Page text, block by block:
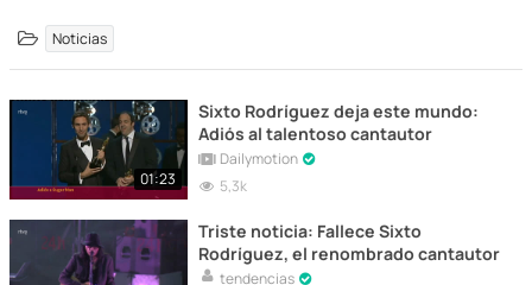
Noticias
01:23
Sixto Rodríguez deja este mundo:
Adiós al talentoso cantautor
Dailymotion
5,3k
Triste noticia: Fallece Sixto
Rodríguez, el renombrado cantautor
tendencias